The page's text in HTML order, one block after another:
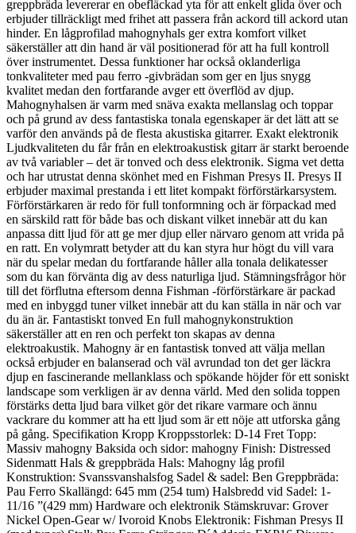
greppbräda levererar en obefläckad yta för att enkelt glida över och
erbjuder tillräckligt med frihet att passera från ackord till ackord utan
hinder. En lågprofilad mahognyhals ger extra komfort vilket
säkerställer att din hand är väl positionerad för att ha full kontroll
över instrumentet. Dessa funktioner har också oklanderliga
tonkvaliteter med pau ferro -givbrädan som ger en ljus snygg
kvalitet medan den fortfarande avger ett överflöd av djup.
Mahognyhalsen är varm med snäva exakta mellanslag och toppar
och på grund av dess fantastiska tonala egenskaper är det lätt att se
varför den används på de flesta akustiska gitarrer. Exakt elektronik
Ljudkvaliteten du får från en elektroakustisk gitarr är starkt beroende
av två variabler – det är tonved och dess elektronik. Sigma vet detta
och har utrustat denna skönhet med en Fishman Presys II. Presys II
erbjuder maximal prestanda i ett litet kompakt förförstärkarsystem.
Förförstärkaren är redo för full tonformning och är förpackad med
en särskild ratt för både bas och diskant vilket innebär att du kan
anpassa ditt ljud för att ge mer djup eller närvaro genom att vrida på
en ratt. En volymratt betyder att du kan styra hur högt du vill vara
när du spelar medan du fortfarande håller alla tonala delikatesser
som du kan förvänta dig av dess naturliga ljud. Stämningsfrågor hör
till det förflutna eftersom denna Fishman -förförstärkare är packad
med en inbyggd tuner vilket innebär att du kan ställa in när och var
du än är. Fantastiskt tonved En full mahognykonstruktion
säkerställer att en ren och perfekt ton skapas av denna
elektroakustik. Mahogny är en fantastisk tonved att välja mellan
också erbjuder en balanserad och väl avrundad ton det ger läckra
djup en fascinerande mellanklass och spökande höjder för ett soniskt
landscape som verkligen är av denna värld. Med den solida toppen
förstärks detta ljud bara vilket gör det rikare varmare och ännu
vackrare du kommer att ha ett ljud som är ett nöje att utforska gång
på gång. Specifikation Kropp Kroppsstorlek: D-14 Fret Topp:
Massiv mahogny Baksida och sidor: mahogny Finish: Distressed
Sidenmatt Hals & greppbräda Hals: Mahogny låg profil
Konstruktion: Svanssvanshalsfog Sadel & sadel: Ben Greppbräda:
Pau Ferro Skallängd: 645 mm (254 tum) Halsbredd vid Sadel: 1-
11/16 ”(429 mm) Hardware och elektronik Stämskruvar: Grover
Nickel Open-Gear w/ Ivoroid Knobs Elektronik: Fishman Presys II